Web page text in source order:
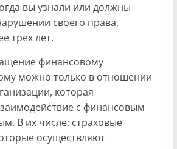
вы узнали или должны
своего права,
трех лет.
финансовому
можно только в отношении
которая
с финансовым
В их числе: страховые
осуществляют